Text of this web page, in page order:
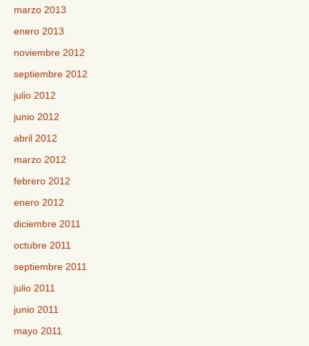
marzo 2013
enero 2013
noviembre 2012
septiembre 2012
julio 2012
junio 2012
abril 2012
marzo 2012
febrero 2012
enero 2012
diciembre 2011
octubre 2011
septiembre 2011
julio 2011
junio 2011
mayo 2011